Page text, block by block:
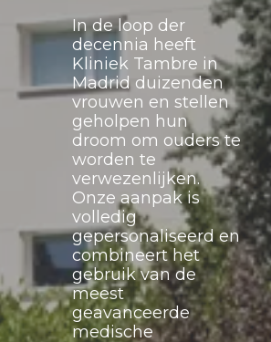
In de loop der
decennia heeft
Kliniek Tambre in
Madrid duizenden
vrouwen en stellen
geholpen hun
droom om ouders te
worden te
verwezenlijken.
Onze aanpak is
volledig
gepersonaliseerd en
combineert het
gebruik van de
meest
geavanceerde
medische